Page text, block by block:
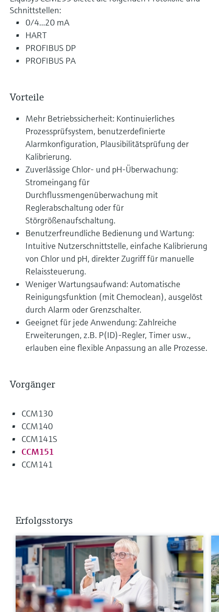
Schnittstellen:
0/4...20 mA
HART
PROFIBUS DP
PROFIBUS PA
Vorteile
Mehr Betriebssicherheit: Kontinuierliches
Prozessprüfsystem, benutzerdefinierte
Alarmkonfiguration, Plausibilitätsprüfung der
Kalibrierung.
Zuverlässige Chlor- und pH-Überwachung:
Stromeingang für
Durchflussmengenüberwachung mit
Reglerabschaltung oder für
Störgrößenaufschaltung.
Benutzerfreundliche Bedienung und Wartung:
Intuitive Nutzerschnittstelle, einfache Kalibrierung
von Chlor und pH, direkter Zugriff für manuelle
Relaissteuerung.
Weniger Wartungsaufwand: Automatische
Reinigungsfunktion (mit Chemoclean), ausgelöst
durch Alarm oder Grenzschalter.
Geeignet für jede Anwendung: Zahlreiche
Erweiterungen, z.B. P(ID)-Regler, Timer usw.,
erlauben eine flexible Anpassung an alle Prozesse.
Vorgänger
CCM130
CCM140
CCM141S
CCM151
CCM141
Erfolgsstorys